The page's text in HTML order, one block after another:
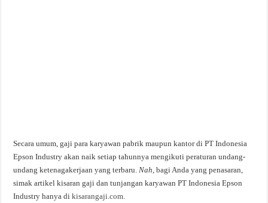
Secara umum, gaji para karyawan pabrik maupun kantor di PT Indonesia
Epson Industry akan naik setiap tahunnya mengikuti peraturan undang-
undang ketenagakerjaan yang terbaru.Nah,bagi Anda yang penasaran,
simak artikel kisaran gaji dan tunjangan karyawan PT Indonesia Epson
Industry hanya dikisarangaji.com.